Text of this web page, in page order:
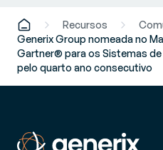
Recursos
Generix Group nomeada no
Gartner® para os Sistemas
pelo quarto ano consecutivo